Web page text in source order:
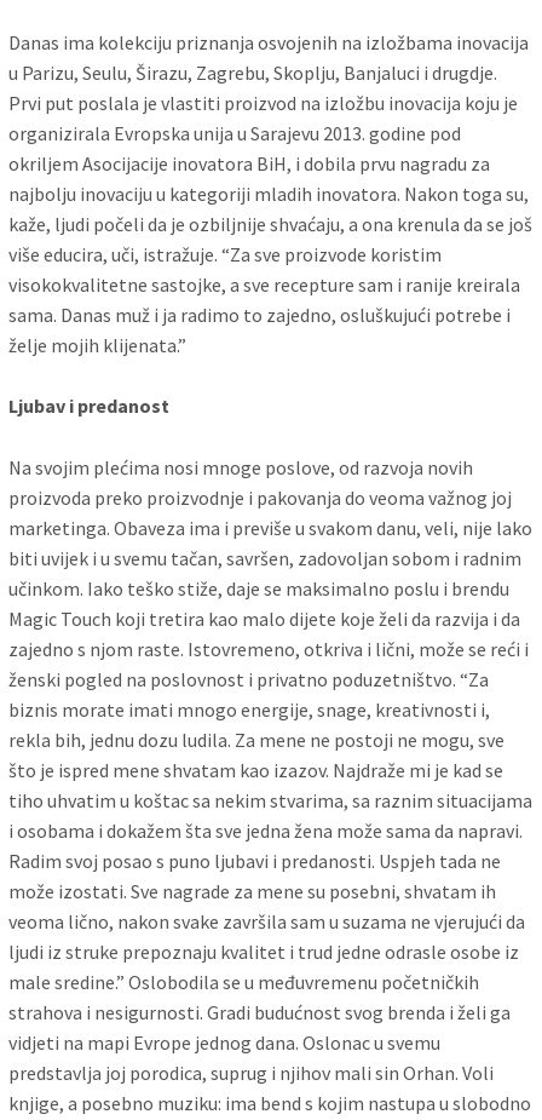
Danas ima kolekciju priznanja osvojenih na izložbama inovacija
u Parizu, Seulu, Širazu, Zagrebu, Skoplju, Banjaluci i drugdje.
Prvi put poslala je vlastiti proizvod na izložbu inovacija koju je
organizirala Evropska unija u Sarajevu 2013. godine pod
okriljem Asocijacije inovatora BiH, i dobila prvu nagradu za
najbolju inovaciju u kategoriji mladih inovatora. Nakon toga su,
kaže, ljudi počeli da je ozbiljnije shvaćaju, a ona krenula da se još
više educira, uči, istražuje. “Za sve proizvode koristim
visokokvalitetne sastojke, a sve recepture sam i ranije kreirala
sama. Danas muž i ja radimo to zajedno, osluškujući potrebe i
želje mojih klijenata.”
Ljubav i predanost
Na svojim plećima nosi mnoge poslove, od razvoja novih
proizvoda preko proizvodnje i pakovanja do veoma važnog joj
marketinga. Obaveza ima i previše u svakom danu, veli, nije lako
biti uvijek i u svemu tačan, savršen, zadovoljan sobom i radnim
učinkom. Iako teško stiže, daje se maksimalno poslu i brendu
Magic Touch koji tretira kao malo dijete koje želi da razvija i da
zajedno s njom raste. Istovremeno, otkriva i lični, može se reći i
ženski pogled na poslovnost i privatno poduzetništvo. “Za
biznis morate imati mnogo energije, snage, kreativnosti i,
rekla bih, jednu dozu ludila. Za mene ne postoji ne mogu, sve
što je ispred mene shvatam kao izazov. Najdraže mi je kad se
tiho uhvatim u koštac sa nekim stvarima, sa raznim situacijama
i osobama i dokažem šta sve jedna žena može sama da napravi.
Radim svoj posao s puno ljubavi i predanosti. Uspjeh tada ne
može izostati. Sve nagrade za mene su posebni, shvatam ih
veoma lično, nakon svake završila sam u suzama ne vjerujući da
ljudi iz struke prepoznaju kvalitet i trud jedne odrasle osobe iz
male sredine.” Oslobodila se u međuvremenu početničkih
strahova i nesigurnosti. Gradi budućnost svog brenda i želi ga
vidjeti na mapi Evrope jednog dana. Oslonac u svemu
predstavlja joj porodica, suprug i njihov mali sin Orhan. Voli
knjige, a posebno muziku: ima bend s kojim nastupa u slobodno